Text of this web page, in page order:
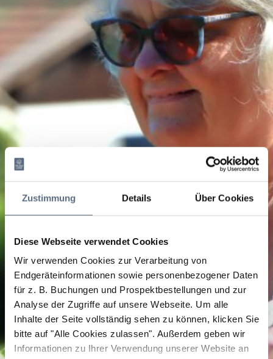
Zustimmung Details Über Cookies
Diese Webseite verwendet Cookies
Wir verwenden Cookies zur Verarbeitung von
Endgeräteinformationen sowie personenbezogener Daten
für z. B. Buchungen und Prospektbestellungen und zur
Analyse der Zugriffe auf unsere Webseite. Um alle
Inhalte der Seite vollständig sehen zu können, klicken Sie
bitte auf "Alle Cookies zulassen". Außerdem geben wir
Informationen zu Ihrer Verwendung unserer Website an